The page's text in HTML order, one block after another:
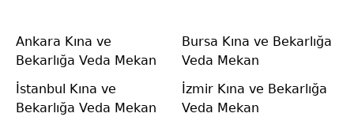
Ankara Kına ve
Bekarlığa Veda Mekan
Bursa Kına ve Bekarlığa
Veda Mekan
İstanbul Kına ve
Bekarlığa Veda Mekan
İzmir Kına ve Bekarlığa
Veda Mekan